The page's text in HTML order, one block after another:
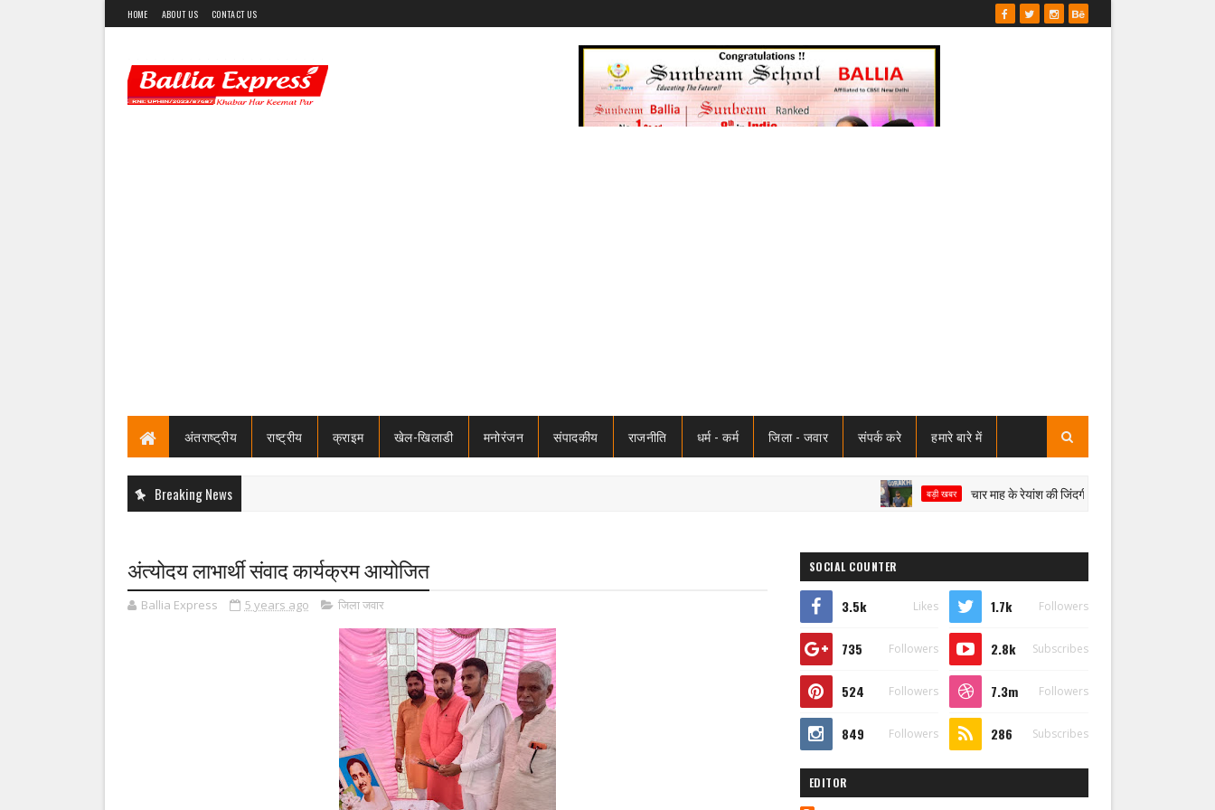
HOME ABOUT US CONTACT US
अंतराष्ट्रीय राष्ट्रीय क्राइम खेल-खिलाडी मनोरंजन संपादकीय राजनीति धर्म - कर्म जिला - जवार संपर्क करे हमारे बारे में
Breaking News बड़ी खबर चार माह के रेयांश की जिंदगी पर संकट, SMA टाइप-1 से जंग; इलाज के
अंत्योदय लाभार्थी संवाद कार्यक्रम आयोजित
Ballia Express 5 years ago जिला जवार
SOCIAL COUNTER
3.5k Likes 1.7k Followers
735 Followers 2.8k Subscribes
524 Followers 7.3m Followers
849 Followers 286 Subscribes
EDITOR